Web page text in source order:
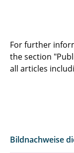
For further
the section
all articles
Bildnachweise